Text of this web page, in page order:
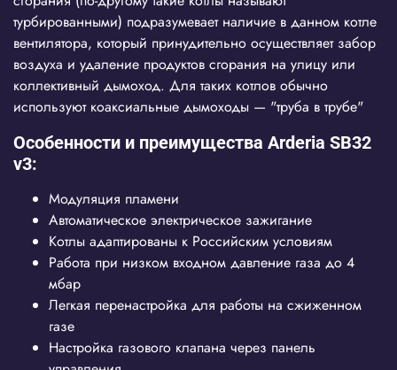
турбированными) подразумевает наличие в данном котле
вентилятора, который принудительно осуществляет забор
воздуха и удаление продуктов сгорания на улицу или
коллективный дымоход. Для таких котлов обычно
используют коаксиальные дымоходы — "труба в трубе"
Особенности и преимущества Arderia SB32
v3:
Модуляция пламени
Автоматическое электрическое зажигание
Котлы адаптированы к Российским условиям
Работа при низком входном давление газа до 4
мбар
Легкая перенастройка для работы на сжиженном
газе
Настройка газового клапана через панель